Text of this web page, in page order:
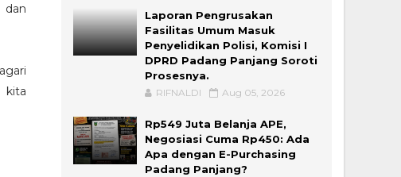
dan
kita
Laporan Pengrusakan
Fasilitas Umum Masuk
Penyelidikan Polisi, Komisi I
DPRD Padang Panjang Soroti
Prosesnya.
RIFNALDI Aug 05, 2026
Rp549 Juta Belanja APE,
Negosiasi Cuma Rp450: Ada
Apa dengan E-Purchasing
Padang Panjang?